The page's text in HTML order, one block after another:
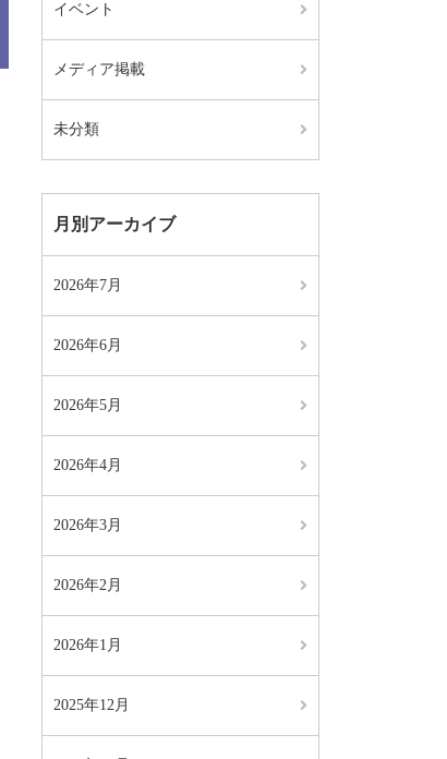
イベント
メディア掲載
未分類
月別アーカイブ
2026年7月
2026年6月
2026年5月
2026年4月
2026年3月
2026年2月
2026年1月
2025年12月